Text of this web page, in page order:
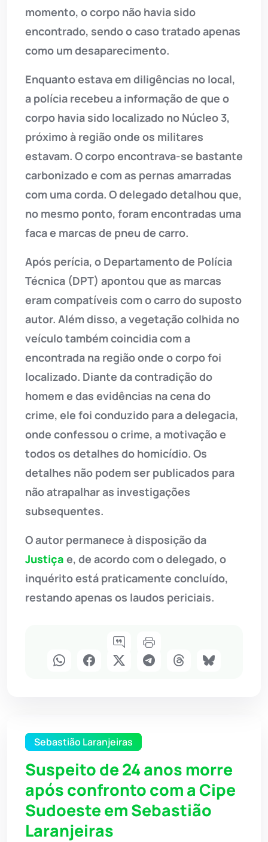
momento, o corpo não havia sido
encontrado, sendo o caso tratado apenas
como um desaparecimento.
Enquanto estava em diligências no local,
a polícia recebeu a informação de que o
corpo havia sido localizado no Núcleo 3,
próximo à região onde os militares
estavam. O corpo encontrava-se bastante
carbonizado e com as pernas amarradas
com uma corda. O delegado detalhou que,
no mesmo ponto, foram encontradas uma
faca e marcas de pneu de carro.
Após perícia, o Departamento de Polícia
Técnica (DPT) apontou que as marcas
eram compatíveis com o carro do suposto
autor. Além disso, a vegetação colhida no
veículo também coincidia com a
encontrada na região onde o corpo foi
localizado. Diante da contradição do
homem e das evidências na cena do
crime, ele foi conduzido para a delegacia,
onde confessou o crime, a motivação e
todos os detalhes do homicídio. Os
detalhes não podem ser publicados para
não atrapalhar as investigações
subsequentes.
O autor permanece à disposição da
Justiça e, de acordo com o delegado, o
inquérito está praticamente concluído,
restando apenas os laudos periciais.
Sebastião Laranjeiras
Suspeito de 24 anos morre
após confronto com a Cipe
Sudoeste em Sebastião
Laranjeiras